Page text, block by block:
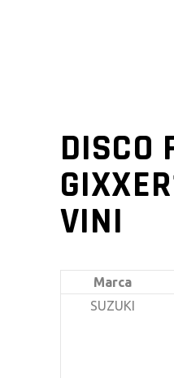
DISCO
VINI
Marca
SUZUKI